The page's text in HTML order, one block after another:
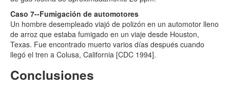
Caso 7--Fumigación de automotores
Un hombre desempleado viajó de polizón en un automotor lleno
de arroz que estaba fumigado en un viaje desde Houston,
Texas. Fue encontrado muerto varios días después cuando
llegó el tren a Colusa, California [CDC 1994].
Conclusiones